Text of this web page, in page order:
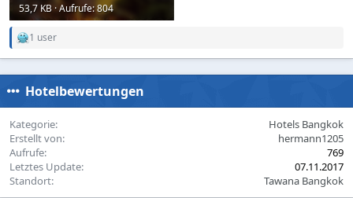
53,7 KB · Aufrufe: 804
R
c
t
i
n
s
:
1 user
Hotelbewertungen
Kategorie
Hotels Bangkok
Erstellt von
hermann1205
Aufrufe
769
Letztes Update
07.11.2017
Standort
Tawana Bangkok